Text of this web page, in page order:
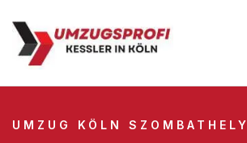
UMZUG KÖLN SZOMBATHELY